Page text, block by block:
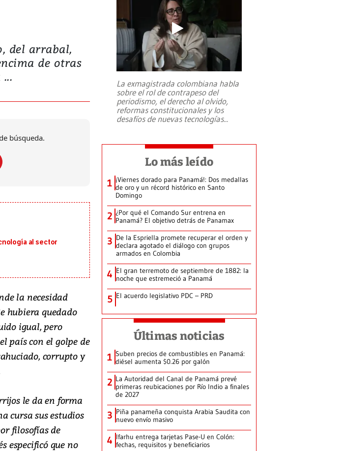
del arrabal,
de otras
búsqueda.
al sector
la necesidad
hubiera quedado
igual, pero
país con el golpe de
corrupto y
le da en forma
cursa sus estudios
filosofías de
especificó que no
La exmagistrada colombiana habla
sobre el rol de contrapeso del
periodismo, el derecho al olvido,
reformas constitucionales y los
desafíos de nuevas tecnologías...
Lo más leído
1 ¡Viernes dorado para Panamá!: Dos medallas
de oro y un récord histórico en Santo
Domingo
2 ¿Por qué el Comando Sur entrena en
Panamá? El objetivo detrás de Panamax
3 De la Espriella promete recuperar el orden y
declara agotado el diálogo con grupos
armados en Colombia
4 El gran terremoto de septiembre de 1882: la
noche que estremeció a Panamá
5 El acuerdo legislativo PDC – PRD
Últimas noticias
1 Suben precios de combustibles en Panamá:
diésel aumenta $0.26 por galón
2 La Autoridad del Canal de Panamá prevé
primeras reubicaciones por Río Indio a finales
de 2027
3 Piña panameña conquista Arabia Saudita con
nuevo envío masivo
4 Ifarhu entrega tarjetas Pase-U en Colón:
fechas, requisitos y beneficiarios